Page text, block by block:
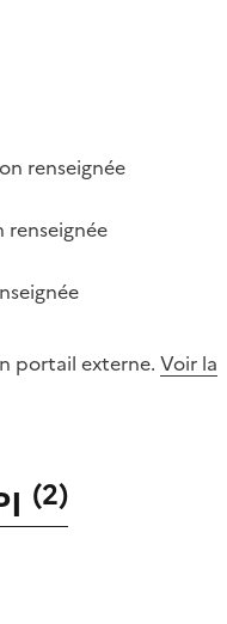
renseignée
portail externe. Voir la
(2)